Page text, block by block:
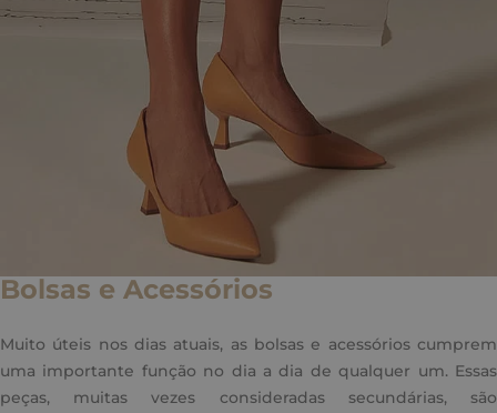
Bolsas e Acessórios
Muito úteis nos dias atuais, as bolsas e acessórios cumprem
uma importante função no dia a dia de qualquer um. Essas
peças, muitas vezes consideradas secundárias, são